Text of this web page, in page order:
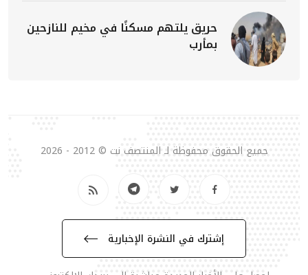
حريق يلتهم مسكنًا في مخيم للنازحين
بمأرب
جميع الحقوق محفوظة لـ المنتصف نت © 2012 - 2026
إشترك في النشرة الإخبارية